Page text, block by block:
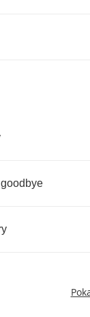
goodbye